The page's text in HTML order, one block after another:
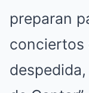
preparan
conciertos